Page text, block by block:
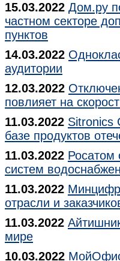
15.03.2022 Дом.ру
частном секторе
пунктов
14.03.2022
аудитории
12.03.2022
повлияет на
11.03.2022 Sitronics
базе продуктов
11.03.2022 Росатом
систем
11.03.2022
отрасли и
11.03.2022
мире
10.03.2022 МойОфис